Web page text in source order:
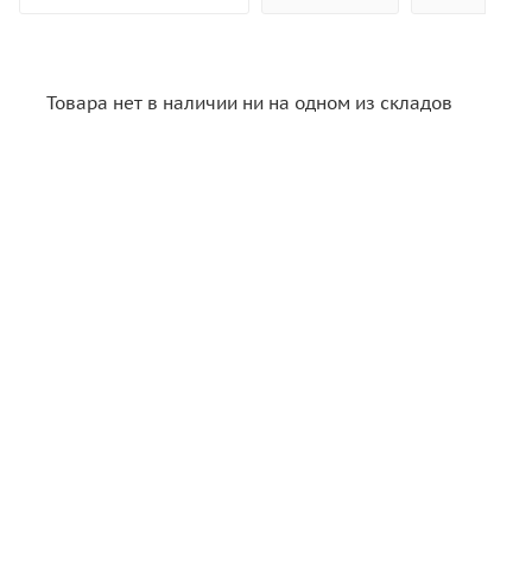
Товара нет в наличии ни на одном из складов